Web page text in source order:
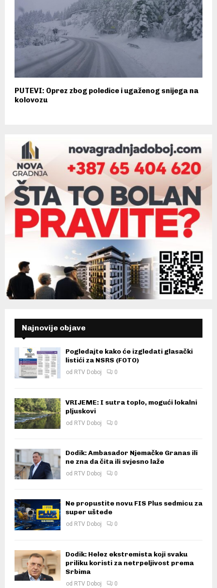
PUTEVI: Oprez zbog poledice i ugaženog snijega na
kolovozu
Najnovije objave
Pogledajte kako će izgledati glasački
listići za NSRS (FOTO)
od RTV Doboj 0
VRIJEME: I sutra toplo, mogući lokalni
pljuskovi
od RTV Doboj 0
Dodik: Ambasador Njemačke Granas ili
ne zna da čita ili svjesno laže
od RTV Doboj 0
Ne propustite novu FIS Plus sedmicu za
super uštede
od RTV Doboj 0
Dodik: Helez ekstremista koji svaku
priliku koristi za netrpeljivost prema
Srbima
od RTV Doboj 0